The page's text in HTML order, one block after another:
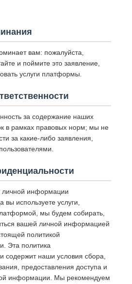
вам: пожалуйста,
и поймите это заявление,
услуги платформы.
за содержание наших
в рамках правовых норм; мы не
за какие-либо заявления,
информации
вы используете услуги,
мы будем собирать,
вашей личной информацией
политикой
Эта политика
содержит наши условия сбора,
предоставления доступа и
информации. Мы рекомендуем